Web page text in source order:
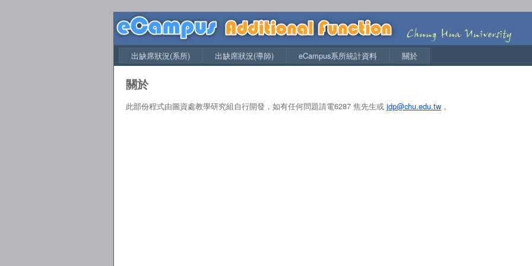
出缺席狀況(系所) 出缺席狀況(導師) eCampus系所統計資料 關於
關於
此部份程式由圖資處教學研究組自行開發，如有任何問題請電6287 焦先生或 jdp@chu.edu.tw 。